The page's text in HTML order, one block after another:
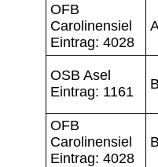
OFB
Carolinensiel
Eintrag: 4028
OSB Asel
Eintrag: 1161
OFB
Carolinensiel
Eintrag: 4028